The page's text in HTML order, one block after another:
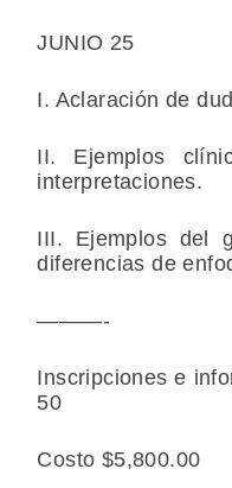
JUNIO 25
I. Aclaración de
II. Ejemplos
interpretaciones.
III. Ejemplos del
diferencias de
———-
Inscripciones e
50
Costo $5,800.00